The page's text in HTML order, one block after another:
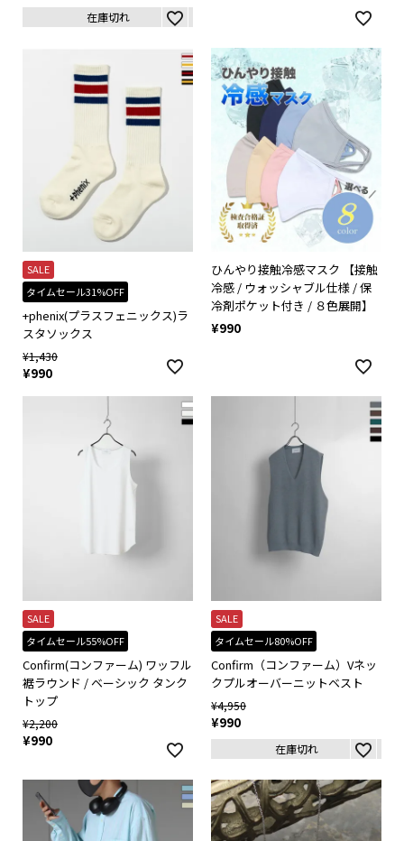
在庫切れ
SALE
タイムセール31%OFF
+phenix(プラスフェニックス)ラ
スタソックス
¥1,430
¥990
ひんやり接触冷感マスク 【接触
冷感 / ウォッシャブル仕様 / 保
冷剤ポケット付き / ８色展開】
¥990
SALE
タイムセール55%OFF
Confirm(コンファーム) ワッフル
裾ラウンド / ベーシック タンク
トップ
¥2,200
¥990
SALE
タイムセール80%OFF
Confirm（コンファーム）Vネッ
クプルオーバーニットベスト
¥4,950
¥990
在庫切れ